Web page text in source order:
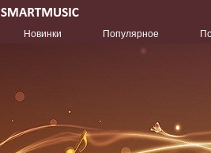
Новинки Популярное